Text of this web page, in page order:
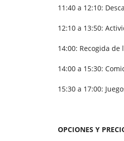
11:40 a 12:10:
12:10 a 13:50:
14:00: Recogida
14:00 a 15:30:
15:30 a 17:00:
OPCIONES Y